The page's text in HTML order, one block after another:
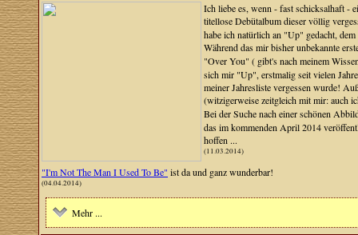
Ich liebe es, wenn - fast schicksalhaft -
titellose Debütalbum dieser völlig
habe ich natürlich an "Up" gedacht,
Während das mir bisher unbekannte
"Over You" ( gibt's nach meinem
sich mir "Up", erstmalig seit vielen
meiner Jahresliste vergessen wurde!
(witzigerweise zeitgleich mit mir: auch
Bei der Suche nach einer schönen
das im kommenden April 2014
hoffen ...
(11.03.2014)
"I'm Not The Man I Used To Be" ist da und ganz wunderbar!
(04.04.2014)
Mehr ...